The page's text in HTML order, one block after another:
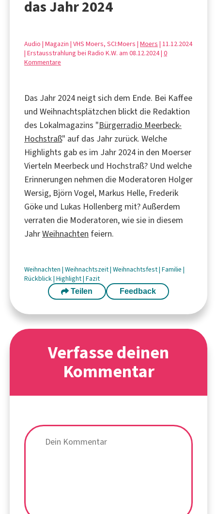
das Jahr 2024
Audio | Magazin | VHS Moers, SCI:Moers | Moers | 11.12.2024
| Erstausstrahlung bei Radio K.W. am 08.12.2024 | 0
Kommentare
Das Jahr 2024 neigt sich dem Ende. Bei Kaffee
und Weihnachtsplätzchen blickt die Redaktion
des Lokalmagazins "Bürgerradio Meerbeck-
Hochstraß" auf das Jahr zurück. Welche
Highlights gab es im Jahr 2024 in den Moerser
Vierteln Meerbeck und Hochstraß? Und welche
Erinnerungen nehmen die Moderatoren Holger
Wersig, Björn Vogel, Markus Helle, Frederik
Göke und Lukas Hollenberg mit? Außerdem
verraten die Moderatoren, wie sie in diesem
JahrWeihnachten feiern.
Weihnachten | Weihnachtszeit| Weihnachtsfest| Familie |
Rückblick| Highlight| Fazit
Teilen Feedback
Verfasse deinen
Kommentar